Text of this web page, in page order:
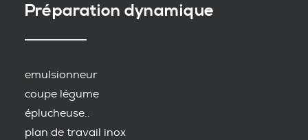
Préparation dynamique
emulsionneur
coupe légume
éplucheuse..
plan de travail inox